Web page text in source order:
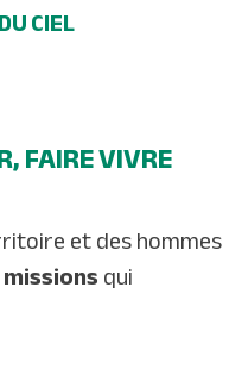
CIEL
FAIRE VIVRE
et des hommes
qui